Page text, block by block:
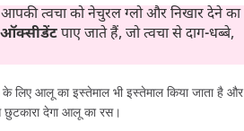
त्वचा को नेचुरल ग्लो और निखार देने का
पाए जाते हैं, जो त्वचा से दाग-धब्बे,
लिए आलू का इस्तेमाल भी इस्तेमाल किया जाता है और
देगा आलू का रस।